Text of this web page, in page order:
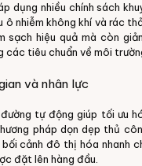
dụng nhiều chính sách
ô nhiễm không khí và rác
sạch hiệu quả mà còn
các tiêu chuẩn về môi
và nhân lực
tự động giúp tối ưu
pháp dọn dẹp thủ
cảnh đô thị hóa nhanh
đặt lên hàng đầu.